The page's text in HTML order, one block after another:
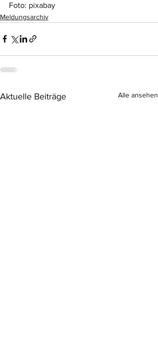
Foto: pixabay
Meldungsarchiv
Aktuelle Beiträge Alle ansehen